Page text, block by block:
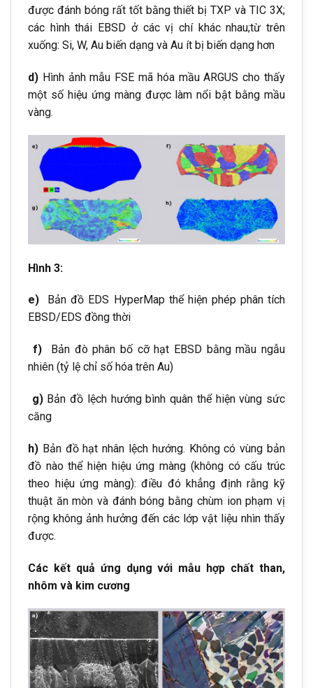
được đánh bóng rất tốt bằng thiết bị TXP và TIC 3X;
các hình thái EBSD ở các vị chí khác nhau;từ trên
xuống: Si, W, Au biến dạng và Au ít bị biến dạng hơn
d) Hình ảnh mẫu FSE mã hóa mầu ARGUS cho thấy
một số hiệu ứng màng được làm nổi bật bằng mầu
vàng.
Hình 3:
e) Bản đồ EDS HyperMap thể hiện phép phân tích
EBSD/EDS đồng thời
f)Bản đò phân bố cỡ hạt EBSD bằng mầu ngẫu
nhiên (tỷ lệ chỉ số hóa trên Au)
g)Bản đồ lệch hướng bình quân thể hiện vùng sức
căng
h) Bản đồ hạt nhân lệch hướng. Không có vùng bản
đồ nào thể hiện hiệu ứng màng (không có cấu trúc
theo hiệu ứng màng): điều đó khẳng định rằng kỹ
thuật ăn mòn và đánh bóng bằng chùm ion phạm vị
rộng không ảnh hưởng đến các lớp vật liệu nhìn thấy
được.
Các kết quả ứng dụng với mẫu hợp chất than,
nhôm và kim cương